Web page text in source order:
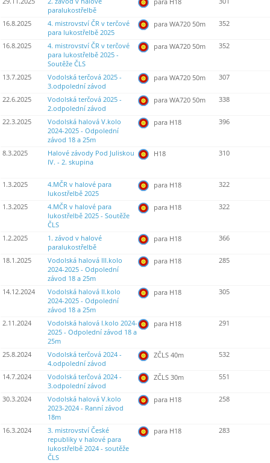
paralukostřelbě
para H18
16.8.2025
4. mistrovství ČR v terčové
para lukostřelbě 2025
para WA720 50m 352
16.8.2025
4. mistrovství ČR v terčové
para lukostřelbě 2025 -
Soutěže ČLS
para WA720 50m 352
13.7.2025
Vodolská terčová 2025 -
3.odpolední závod
para WA720 50m 307
22.6.2025
Vodolská terčová 2025 -
2.odpolední závod
para WA720 50m 338
22.3.2025
Vodolská halová V.kolo
2024-2025 - Odpolední
závod 18 a 25m
para H18 396
8.3.2025
Halové závody Pod Juliskou
IV. - 2. skupina
H18 310
1.3.2025
4.MČR v halové para
lukostřelbě 2025
para H18 322
1.3.2025
4.MČR v halové para
lukostřelbě 2025 - Soutěže
ČLS
para H18 322
1.2.2025
1. závod v halové
paralukostřelbě
para H18 366
18.1.2025
Vodolská halová III.kolo
2024-2025 - Odpolední
závod 18 a 25m
para H18 285
14.12.2024
Vodolská halová II.kolo
2024-2025 - Odpolední
závod 18 a 25m
para H18 305
2.11.2024
Vodolská halová I.kolo 2024-
2025 - Odpolední závod 18 a
25m
para H18 291
25.8.2024
Vodolská terčová 2024 -
4.odpolední závod
ZČLS 40m 532
14.7.2024
Vodolská terčová 2024 -
3.odpolední závod
ZČLS 30m 551
30.3.2024
Vodolská halová V.kolo
2023-2024 - Ranní závod
18m
para H18 258
16.3.2024
3. mistrovství České
republiky v halové para
lukostřelbě 2024 - soutěže
ČLS
para H18 283